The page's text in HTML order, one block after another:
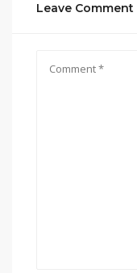
Leave Comment